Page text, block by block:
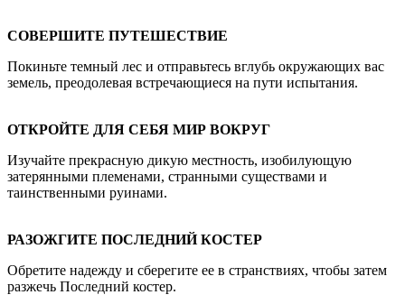
СОВЕРШИТЕ ПУТЕШЕСТВИЕ
Покиньте темный лес и отправьтесь вглубь окружающих вас
земель, преодолевая встречающиеся на пути испытания.
ОТКРОЙТЕ ДЛЯ СЕБЯ МИР ВОКРУГ
Изучайте прекрасную дикую местность, изобилующую
затерянными племенами, странными существами и
таинственными руинами.
РАЗОЖГИТЕ ПОСЛЕДНИЙ КОСТЕР
Обретите надежду и сберегите ее в странствиях, чтобы затем
разжечь Последний костер.